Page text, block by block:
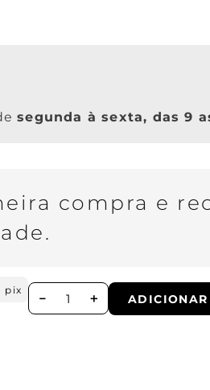
pix
＋
－
segunda à sexta, das 9
compra e